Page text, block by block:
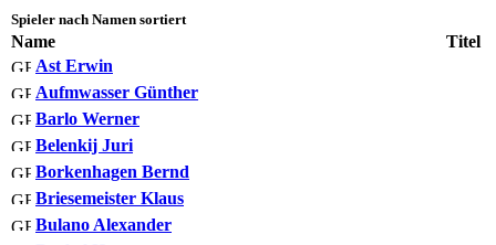
Spieler nach Namen sortiert
Name
Titel
Ast Erwin
Aufmwasser Günther
Barlo Werner
Belenkij Juri
Borkenhagen Bernd
Briesemeister Klaus
Bulano Alexander